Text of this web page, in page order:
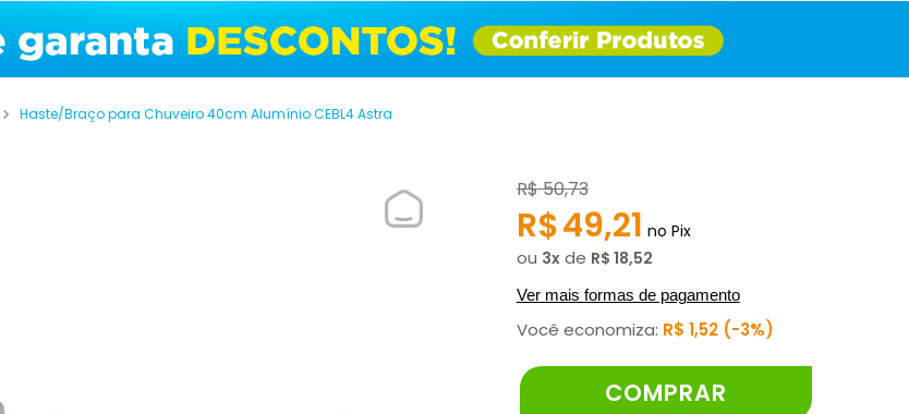
Haste/Braço para Chuveiro 40cm Alumínio CEBL4 Astra
R$50,73
R$49,21 no Pix
ou 3 de R$ 18,52
Ver mais formas de pagamento
Você economiza: R$ 1,52 3%
COMPRAR